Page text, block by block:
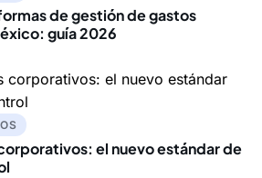
de gestión de gastos
guía 2026
el nuevo estándar de